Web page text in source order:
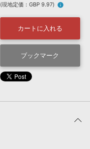
次世代型 ボーカル・エディタ
映像のBGM・セリフを音声分離
(現地定価：GBP 9.97) info
カートに入れる
ブックマーク